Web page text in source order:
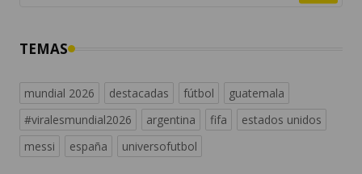
TEMAS
mundial 2026 destacadas fútbol
guatemala
#viralesmundial2026
argentina fifa
estados unidos
messi
españa universofutbol